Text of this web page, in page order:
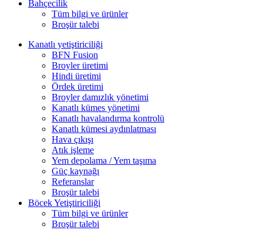
Bahçecilik
Tüm bilgi ve ürünler
Broşür talebi
Kanatlı yetiştiriciliği
BFN Fusion
Broyler üretimi
Hindi üretimi
Ördek üretimi
Broyler damızlık yönetimi
Kanatlı kümes yönetimi
Kanatlı havalandırma kontrolü
Kanatlı kümesi aydınlatması
Hava çıkışı
Atık işleme
Yem depolama / Yem taşıma
Güç kaynağı
Referanslar
Broşür talebi
Böcek Yetiştiriciliği
Tüm bilgi ve ürünler
Broşür talebi